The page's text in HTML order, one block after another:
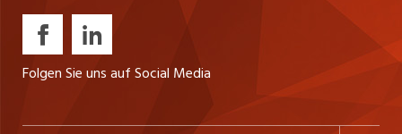
Folgen Sie uns auf Social Media